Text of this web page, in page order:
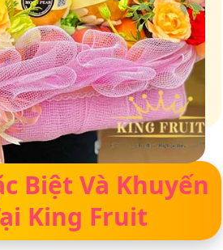
vị ngọt của thiên nhiên
Biệt Và Khuyến
King Fruit